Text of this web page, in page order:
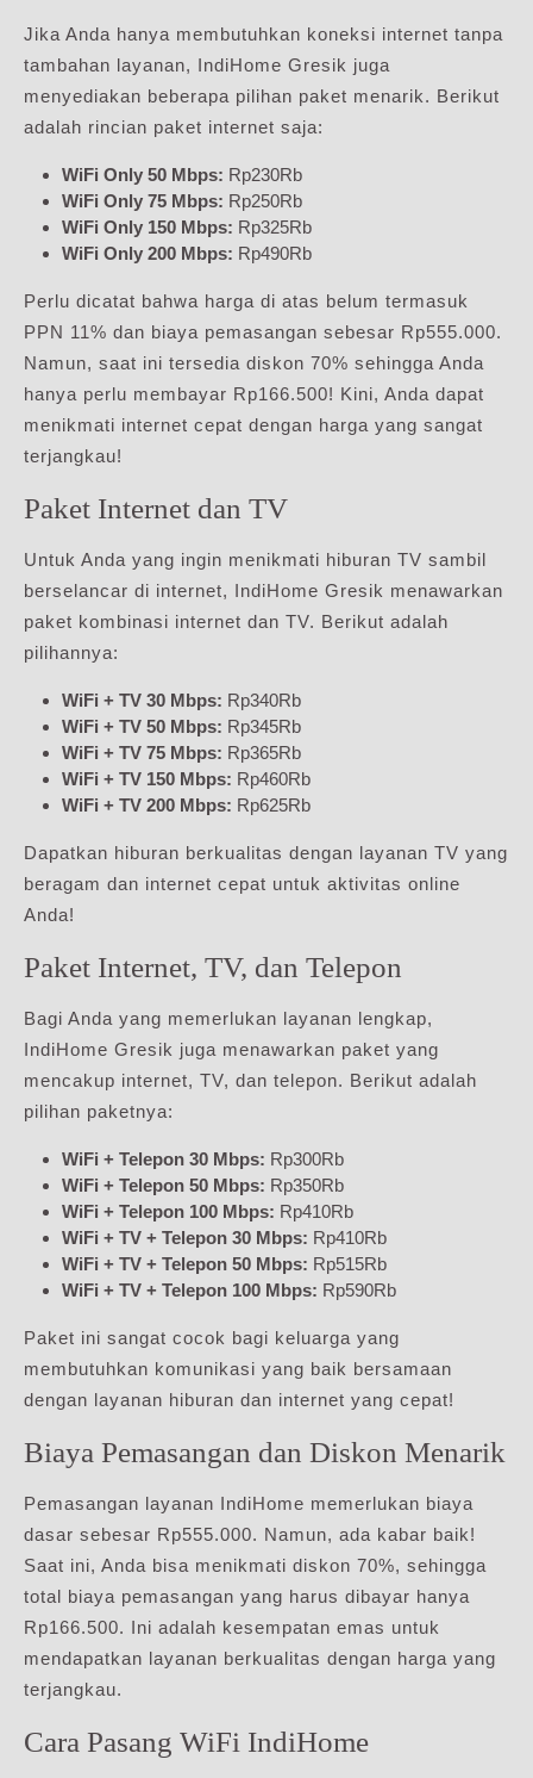
Jika Anda hanya membutuhkan koneksi internet tanpa
tambahan layanan, IndiHome Gresik juga
menyediakan beberapa pilihan paket menarik. Berikut
adalah rincian paket internet saja:
WiFi Only 50 Mbps: Rp230Rb
WiFi Only 75 Mbps: Rp250Rb
WiFi Only 150 Mbps: Rp325Rb
WiFi Only 200 Mbps: Rp490Rb
Perlu dicatat bahwa harga di atas belum termasuk
PPN 11% dan biaya pemasangan sebesar Rp555.000.
Namun, saat ini tersedia diskon 70% sehingga Anda
hanya perlu membayar Rp166.500! Kini, Anda dapat
menikmati internet cepat dengan harga yang sangat
terjangkau!
Paket Internet dan TV
Untuk Anda yang ingin menikmati hiburan TV sambil
berselancar di internet, IndiHome Gresik menawarkan
paket kombinasi internet dan TV. Berikut adalah
pilihannya:
WiFi + TV 30 Mbps: Rp340Rb
WiFi + TV 50 Mbps: Rp345Rb
WiFi + TV 75 Mbps: Rp365Rb
WiFi + TV 150 Mbps: Rp460Rb
WiFi + TV 200 Mbps: Rp625Rb
Dapatkan hiburan berkualitas dengan layanan TV yang
beragam dan internet cepat untuk aktivitas online
Anda!
Paket Internet, TV, dan Telepon
Bagi Anda yang memerlukan layanan lengkap,
IndiHome Gresik juga menawarkan paket yang
mencakup internet, TV, dan telepon. Berikut adalah
pilihan paketnya:
WiFi + Telepon 30 Mbps: Rp300Rb
WiFi + Telepon 50 Mbps: Rp350Rb
WiFi + Telepon 100 Mbps: Rp410Rb
WiFi + TV + Telepon 30 Mbps: Rp410Rb
WiFi + TV + Telepon 50 Mbps: Rp515Rb
WiFi + TV + Telepon 100 Mbps: Rp590Rb
Paket ini sangat cocok bagi keluarga yang
membutuhkan komunikasi yang baik bersamaan
dengan layanan hiburan dan internet yang cepat!
Biaya Pemasangan dan Diskon Menarik
Pemasangan layanan IndiHome memerlukan biaya
dasar sebesar Rp555.000. Namun, ada kabar baik!
Saat ini, Anda bisa menikmati diskon 70%, sehingga
total biaya pemasangan yang harus dibayar hanya
Rp166.500. Ini adalah kesempatan emas untuk
mendapatkan layanan berkualitas dengan harga yang
terjangkau.
Cara Pasang WiFi IndiHome